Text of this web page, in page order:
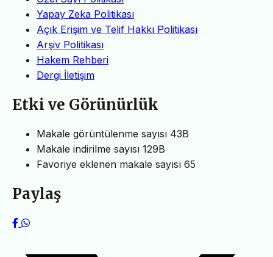
Yapay Zeka Politikası
Açık Erişim ve Telif Hakkı Politikası
Arşiv Politikası
Hakem Rehberi
Dergi İletişim
Etki ve Görünürlük
Makale görüntülenme sayısı 43B
Makale indirilme sayısı 129B
Favoriye eklenen makale sayısı 65
Paylaş